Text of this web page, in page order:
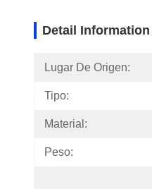
Detail Information
Lugar De Origen:
Tipo:
Material:
Peso: